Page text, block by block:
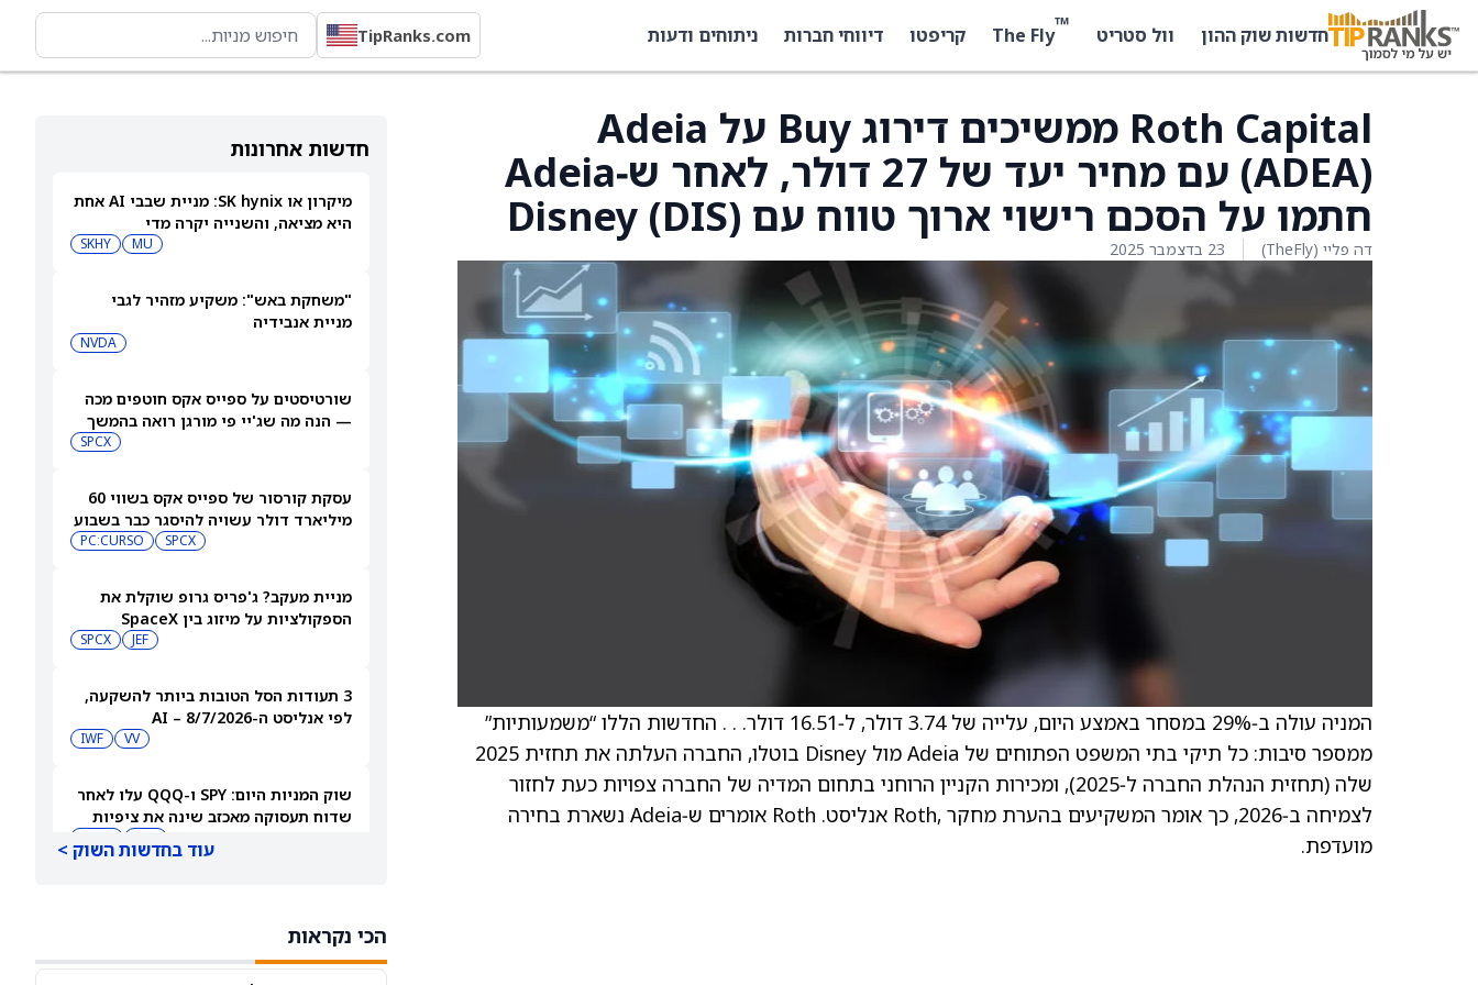
חדשות שוק ההון וול סטריט ™
The Fly קריפטו דיווחי חברות ניתוחים ודעות TipRanks.com
חדשות אחרונות
מיקרון או SK hynix: מניית שבבי AI אחת
היא מציאה, והשנייה יקרה מדי
MU
SKHY
"משחקת באש": משקיע מזהיר לגבי
מניית אנבידיה
NVDA
שורטיסטים על ספייס אקס חוטפים מכה
— הנה מה שג'יי פי מורגן רואה בהמשך
SPCX
עסקת קורסור של ספייס אקס בשווי 60
מיליארד דולר עשויה להיסגר כבר בשבוע
SPCX
PC:CURSO
מניית מעקב? ג'פריס גרופ שוקלת את
הספקולציות על מיזוג בין SpaceX
JEF
SPCX
3 תעודות הסל הטובות ביותר להשקעה,
לפי אנליסט ה-AI – 8/7/2026
VV
IWF
שוק המניות היום: SPY ו-QQQ עלו לאחר
שדוח תעסוקה מאכזב שינה את ציפיות
עוד בחדשות השוק >
הכי נקראות
Roth Capital ממשיכים דירוג Buy על Adeia
(ADEA) עם מחיר יעד של 27 דולר, לאחר ש‑Adeia
חתמו על הסכם רישוי ארוך טווח עם Disney (DIS)
דה פליי (TheFly) 23 בדצמבר 2025
המניה עולה ב‑29% במסחר באמצע היום, עלייה של 3.74 דולר, ל‑16.51 דולר. . . החדשות הללו “משמעותיות”
ממספר סיבות: כל תיקי בתי המשפט הפתוחים של Adeia מול Disney בוטלו, החברה העלתה את תחזית 2025
שלה (תחזית הנהלת החברה ל‑2025), ומכירות הקניין הרוחני בתחום המדיה של החברה צפויות כעת לחזור
לצמיחה ב‑2026, כך אומר המשקיעים בהערת מחקר ,Roth אנליסט. Roth אומרים ש‑Adeia נשארת בחירה
מועדפת.